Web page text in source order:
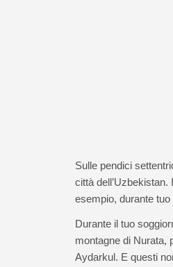
Sulle pendici
città
esempio, durante tuo
Durante il tuo
montagne di Nurata,
Aydarkul. E questi